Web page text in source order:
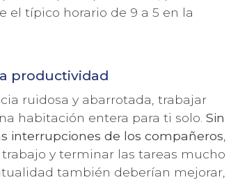
el típico horario de 9 a 5 en la
productividad
ruidosa y abarrotada, trabajar
habitación entera para ti solo. Sin
interrupciones de los compañeros
y terminar las tareas mucho
también deberían mejorar,